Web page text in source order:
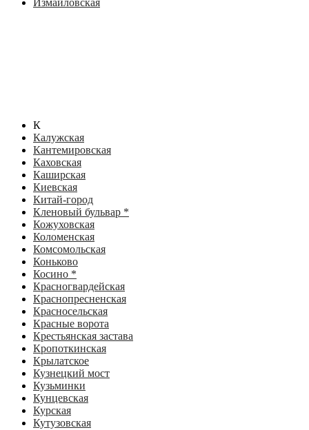
Измайловская
К
Калужская
Кантемировская
Каховская
Каширская
Киевская
Китай-город
Кленовый бульвар *
Кожуховская
Коломенская
Комсомольская
Коньково
Косино *
Красногвардейская
Краснопресненская
Красносельская
Красные ворота
Крестьянская застава
Кропоткинская
Крылатское
Кузнецкий мост
Кузьминки
Кунцевская
Курская
Кутузовская